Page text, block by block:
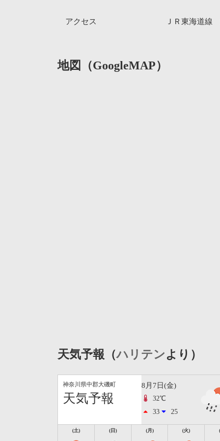
アクセス ＪＲ東海道線
地図（GoogleMAP）
天気予報（ハリテンより）
神奈川県中郡大磯町
天気予報
8月7日(金)
32℃
33
25
(土) (日) (月) (火)